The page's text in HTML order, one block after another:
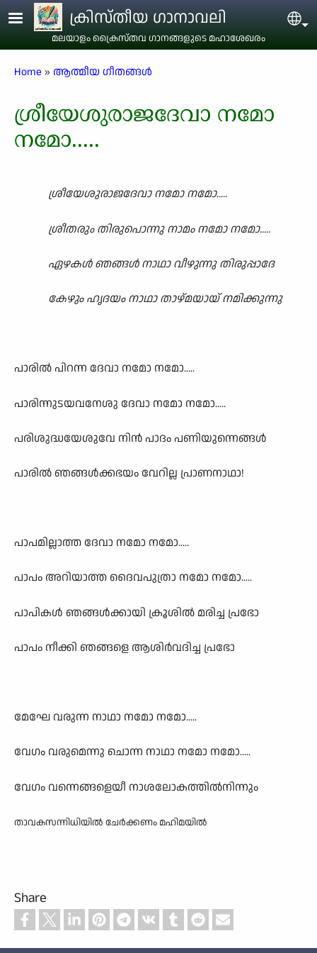
Skip to main contentക്രിസ്തീയ ഗാനാവലി
മലയാളം ക്രൈസ്തവ ഗാനങ്ങളുടെ മഹാശേഖരം
Breadcrumb
Home ആത്മീയ ഗീതങ്ങൾ
ശ്രീയേശുരാജദേവാ നമോ
നമോ.....
ശ്രീയേശുരാജദേവാ നമോ നമോ.....
ശ്രീതരും തിരുപൊന്നു നാമം നമോ നമോ.....
ഏഴകൾ ഞങ്ങൾ നാഥാ വീഴുന്നു തിരുപ്പാദേ
കേഴും ഹൃദയം നാഥാ താഴ്മയായ് നമിക്കുന്നു
പാരിൽ പിറന്ന ദേവാ നമോ നമോ.....
പാരിന്നുടയവനേശു ദേവാ നമോ നമോ.....
പരിശുദ്ധയേശുവേ നിൻ പാദം പണിയുന്നെങ്ങൾ
പാരിൽ ഞങ്ങൾക്കഭയം വേറില്ല പ്രാണനാഥാ!
പാപമില്ലാത്ത ദേവാ നമോ നമോ.....
പാപം അറിയാത്ത ദൈവപുത്രാ നമോ നമോ.....
പാപികൾ ഞങ്ങൾക്കായി ക്രൂശിൽ മരിച്ച പ്രഭോ
പാപം നീക്കി ഞങ്ങളെ ആശിർവദിച്ച പ്രഭോ
മേഘേ വരുന്ന നാഥാ നമോ നമോ.....
വേഗം വരുമെന്നു ചൊന്ന നാഥാ നമോ നമോ.....
വേഗം വന്നെങ്ങളെയീ നാശലോകത്തിൽനിന്നും
താവകസന്നിധിയിൽ ചേർക്കണം മഹിമയിൽ
Share